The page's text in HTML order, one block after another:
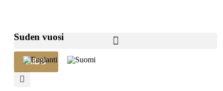
Suden vuosi
IMDB